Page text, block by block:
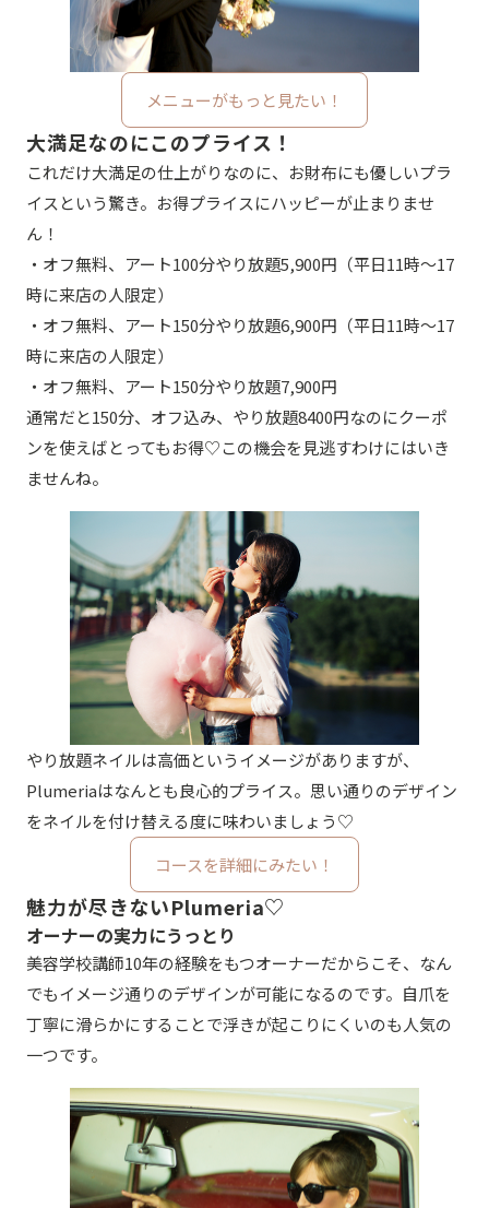
メニューがもっと見たい！
大満足なのにこのプライス！
これだけ大満足の仕上がりなのに、お財布にも優しいプラ
イスという驚き。お得プライスにハッピーが止まりませ
ん！
・オフ無料、アート100分やり放題5,900円（平日11時～17
時に来店の人限定）
・オフ無料、アート150分やり放題6,900円（平日11時～17
時に来店の人限定）
・オフ無料、アート150分やり放題7,900円
通常だと150分、オフ込み、やり放題8400円なのにクーポ
ンを使えばとってもお得♡この機会を見逃すわけにはいき
ませんね。
やり放題ネイルは高価というイメージがありますが、
Plumeriaはなんとも良心的プライス。思い通りのデザイン
をネイルを付け替える度に味わいましょう♡
コースを詳細にみたい！
魅力が尽きないPlumeria♡
オーナーの実力にうっとり
美容学校講師10年の経験をもつオーナーだからこそ、なん
でもイメージ通りのデザインが可能になるのです。自爪を
丁寧に滑らかにすることで浮きが起こりにくいのも人気の
一つです。